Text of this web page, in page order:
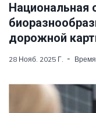
Национальная
дорожной
28 Нояб. 2025 Г.